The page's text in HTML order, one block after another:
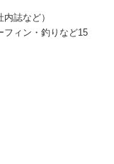
誌など）
フィン・釣りなど15